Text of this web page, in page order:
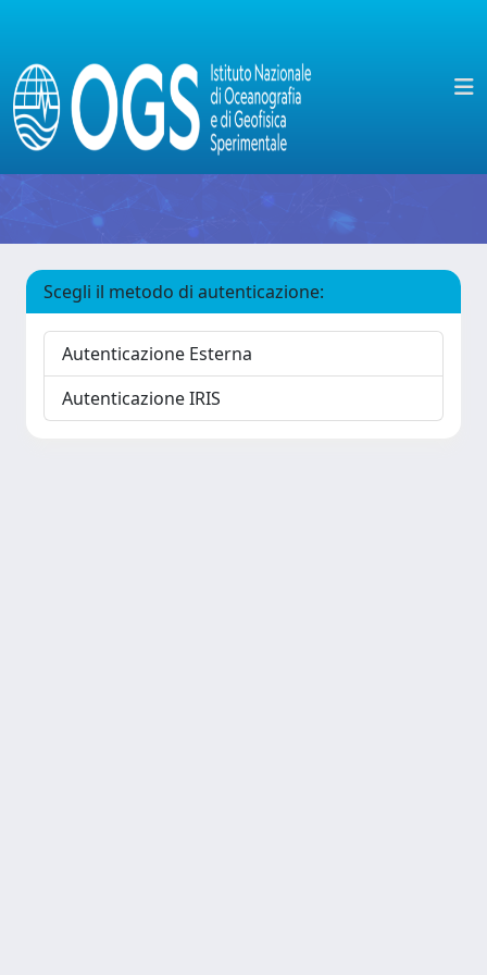
Scegli il metodo di autenticazione:
Autenticazione Esterna
Autenticazione IRIS